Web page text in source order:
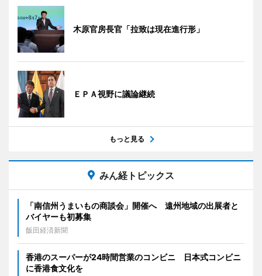
木原官房長官「拉致は現在進行形」
ＥＰＡ視野に議論継続
もっと見る
みん経トピックス
「南信州うまいもの商談会」開催へ 遠州地域の出展者と
バイヤーも初募集
飯田経済新聞
香港のスーパーが24時間営業のコンビニ 日本式コンビニ
に香港食文化を